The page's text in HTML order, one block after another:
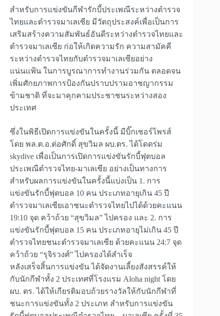
สำหรับการแข่งขันกีฬารักบี้ประเพณีระหว่างตำรวจ
ไทยและตำรวจมาเลเซีย มีวัตถุประสงค์เพื่อเป็นการ
เสริมสร้างความสัมพันธ์อันดีระหว่างตำรวจไทยและ
ตำรวจมาเลเซีย ก่อให้เกิดความรัก ความสามัคคี
ระหว่างตำรวจไทยกับตำรวจมาเลเซียอย่าง
แน่นแฟ้น ในการบูรณาการทำงานร่วมกัน ตลอดจน
เพิ่มศักยภาพการป้องกันปราบปรามอาชญากรรม
ข้ามชาติ ที่จะมาคุกคามประชาชนระหว่างสอง
ประเทศ
ซึ่งในพิธีเปิดการแข่งขันในครั้งนี้ มีบิ๊กเซอร์ไพรส์
โดย พล.ต.อ.ต่อศักดิ์ สุขวิมล ผบ.ตร. ได้โดดร่ม
skydive เพื่อเป็นการเปิดการแข่งขันรักบี้ฟุตบอล
ประเพณีตำรวจไทย-มาเลเซีย อย่างเป็นทางการ
สำหรับผลการแข่งขันในครั้งนี้แบ่งเป็น 1. การ
แข่งขันรักบี้ฟุตบอล 10 คน ประเภทอายุเกิน 45 ปี
ตำรวจมาเลเซียเอาชนะตำรวจไทยไปได้ด้วยคะแนน
19:10 จุด คว้าถ้วย “สุขวิมล” ไปครอง และ 2. การ
แข่งขันรักบี้ฟุตบอล 15 คน ประเภทอายุไม่เกิน 45 ปี
ตำรวจไทยชนะตำรวจมาเลเซีย ด้วยคะแนน 24:7 จุด
คว้าถ้วย “รุจิรวงศ์” ไปครองได้สำเร็จ
หลังเสร็จสิ้นการแข่งขัน ได้จัดงานเลี้ยงสังสรรค์ให้
กับนักกีฬาทั้ง 2 ประเทศที่โรงแรม Aloha night โดย
ผบ. ตร. ได้ให้เกียรติมอบถ้วยรางวัลให้กับนักกีฬาที่
ชนะการแข่งขันทั้ง 2 ประเภท สำหรับการแข่งขัน